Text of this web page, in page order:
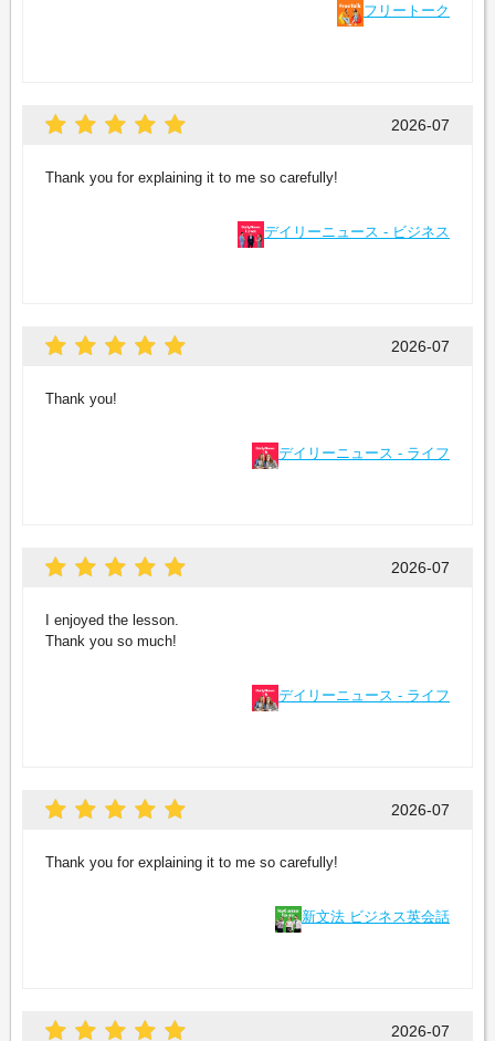
フリートーク
2026-07
Thank you for explaining it to me so carefully!
デイリーニュース - ビジネス
2026-07
Thank you!
デイリーニュース - ライフ
2026-07
I enjoyed the lesson.
Thank you so much!
デイリーニュース - ライフ
2026-07
Thank you for explaining it to me so carefully!
新文法 ビジネス英会話
2026-07